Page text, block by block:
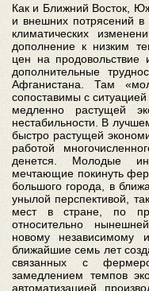
Как и Ближний Восток,
и внешних потрясений
климатических
дополнение к низким
цен на продовольствие
дополнительные
Афганистана. Там
сопоставимы с
медленно растущей
нестабильности. В
быстро растущей
работой
денется. Молодые
мечтающие покинуть
большого города, в
унылой перспективой,
мест в стране, по
относительно
новому независимому
ближайшие семь лет
связанных с
замедлением темпов
автоматизацией